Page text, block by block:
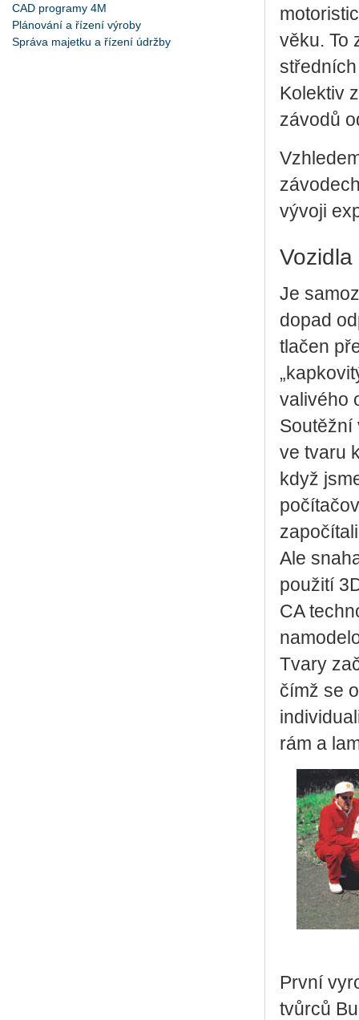
CAD programy 4M
Plánování a řízení výroby
Správa majetku a řízení údržby
věku. To
Kolektiv
závodů
vývoji
Je
dopad
tlačen
valivého
Soutěžní
ve tvaru
když
Ale
použití
CA
Tvary
čímž se
rám a
První
tvůrců